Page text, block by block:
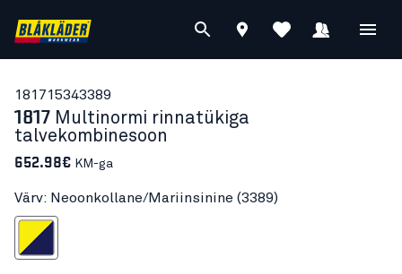
181715343389
1817 Multinormi rinnatükiga
talvekombinesoon
652.98€ KM-ga
Värv: Neoonkollane/Mariinsinine (3389)
Mariinsinine